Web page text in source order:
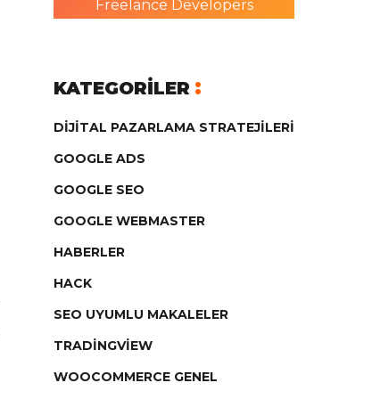
Freelance Developers
KATEGORILER
DIJITAL PAZARLAMA STRATEJILERI
GOOGLE ADS
GOOGLE SEO
GOOGLE WEBMASTER
HABERLER
HACK
SEO UYUMLU MAKALELER
TRADINGVIEW
WOOCOMMERCE GENEL